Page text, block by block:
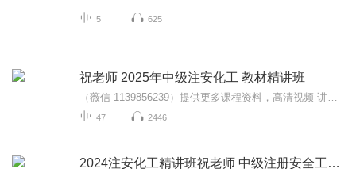
5 625
祝老师 2025年中级注安化工 教材精讲班
47 2446
2024注安化工精讲班祝老师 中级注册安全工程师